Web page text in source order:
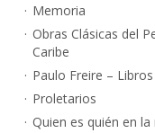
Memoria
Obras Clásicas del
Caribe
Paulo Freire –
Proletarios
Quien es quién en